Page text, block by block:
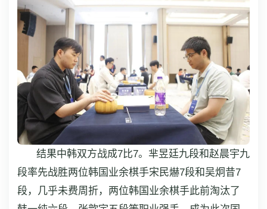
结果中韩双方战成7比7。芈昱廷九段和赵晨宇九
段率先战胜两位韩国业余棋手宋民爀7段和吴炯昔7
段，几乎未费周折，两位韩国业余棋手此前淘汰了